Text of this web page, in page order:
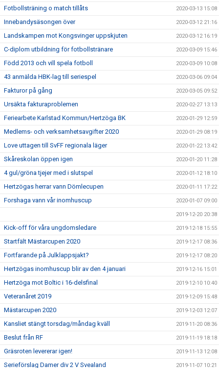
Fotbollsträning o match tillåts 2020-03-13 15:08
Innebandysäsongen över 2020-03-12 21:16
Landskampen mot Kongsvinger uppskjuten 2020-03-12 16:19
C-diplom utbildning för fotbollstränare 2020-03-09 15:46
Född 2013 och vill spela fotboll 2020-03-09 10:08
43 anmälda HBK-lag till seriespel 2020-03-06 09:04
Fakturor på gång 2020-03-05 09:52
Ursäkta fakturaproblemen 2020-02-27 13:13
Feriearbete Karlstad Kommun/Hertzöga BK 2020-01-29 12:59
Medlems- och verksamhetsavgifter 2020 2020-01-29 08:19
Love uttagen till SvFF regionala läger 2020-01-22 13:42
Skåreskolan öppen igen 2020-01-20 11:28
4 gul/gröna tjejer med i slutspel 2020-01-12 18:10
Hertzögas herrar vann Dömlecupen 2020-01-11 17:22
Forshaga vann vår inomhuscup 2020-01-07 09:00
2019-12-20 20:38
Kick-off för våra ungdomsledare 2019-12-18 15:55
Startfält Mästarcupen 2020 2019-12-17 08:36
Fortfarande på Julklappsjakt? 2019-12-17 08:20
Hertzögas inomhuscup blir av den 4 januari 2019-12-16 15:01
Hertzöga mot Boltic i 16-delsfinal 2019-12-10 10:40
Veteranåret 2019 2019-12-09 15:48
Mästarcupen 2020 2019-12-03 12:07
Kansliet stängt torsdag/måndag kväll 2019-11-20 08:36
Beslut från RF 2019-11-19 18:18
Gräsroten levererar igen! 2019-11-13 12:08
Serieförslag Damer div 2 V Svealand 2019-11-07 10:21